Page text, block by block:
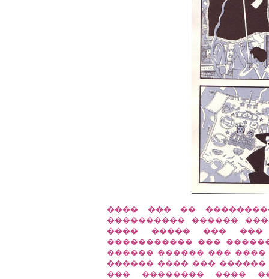
���� ��� ��
���������� ������
���� ����� ���
����������� ���
������ ������ ���
������ ���� ���
��� �������� ����